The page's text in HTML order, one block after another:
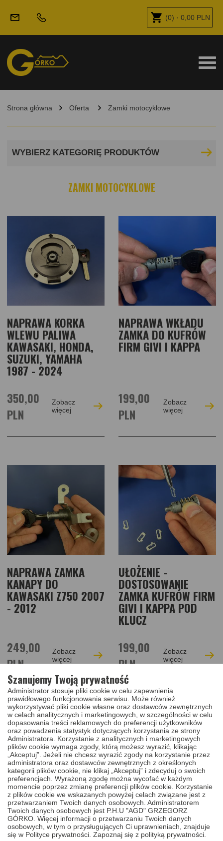
(0) · 0,00 PLN
Strona główna Oferta Zamki motocyklowe
ZAMKI MOTOCYKLOWE
WYBIERZ KATEGORIĘ PRODUKTÓW
Marki
ALFA ROMEO
AUDI
BMW
CHRYSLER
CITROEN
DACIA
DAF
DODGE
FIAT
FORD
NAPRAWA KORKA
WLEWU PALIWA
KAWASAKI, HONDA,
SUZUKI, YAMAHA
1987 - 2024
350,00
PLN
Zobacz
więcej
NAPRAWA WKŁADU
ZAMKA DO KUFRÓW
FIRM GIVI I KAPPA
199,00
PLN
Zobacz
więcej
NAPRAWA ZAMKA
KANAPY DO
KAWASAKI Z750 2007
- 2012
249,00
PLN
Zobacz
więcej
UŁOŻENIE -
DOSTOSOWANIE
ZAMKA KUFRÓW FIRM
GIVI I KAPPA POD
KLUCZ
199,00
PLN
Zobacz
więcej
Wyświetl wszystkie warianty
Szanujemy Twoją prywatność
Administrator stosuje pliki cookie w celu zapewnienia
prawidłowego funkcjonowania serwisu. Może również
wykorzystywać pliki cookie własne oraz dostawców zewnętrznych
w celach analitycznych i marketingowych, w szczególności w celu
dopasowania treści reklamowych do preferencji użytkowników
oraz powadzenia statystyk dotyczących korzystania ze strony
Administratora. Korzystanie z analitycznych i marketingowych
plików cookie wymaga zgody, którą możesz wyrazić, klikając
„Akceptuj”. Jeżeli nie chcesz wyrazić zgody na korzystanie przez
administratora oraz dostawców zewnętrznych z określonych
kategorii plików cookie, nie klikaj „Akceptuj” i zdecyduj o swoich
preferencjach. Wyrażoną zgodę można wycofać w każdym
momencie poprzez zmianę preferencji plików cookie. Korzystanie
z plików cookie we wskazanych powyżej celach związane jest z
przetwarzaniem Twoich danych osobowych. Administratorem
Twoich danych osobowych jest P.H.U "AGD" GRZEGORZ
GÓRKO. Więcej informacji o przetwarzaniu Twoich danych
osobowych, w tym o przysługujących Ci uprawnieniach, znajduje
się w Polityce prywatności. Zapoznaj się z polityką prywatności.